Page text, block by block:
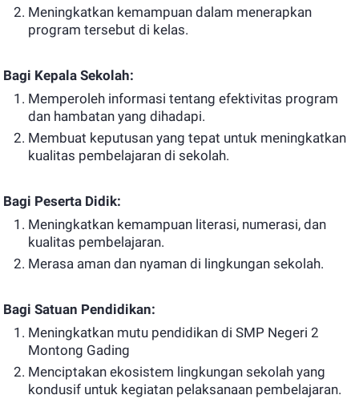
Meningkatkan kemampuan dalam menerapkan
program tersebut di kelas.
Bagi Kepala Sekolah:
Memperoleh informasi tentang efektivitas program
dan hambatan yang dihadapi.
Membuat keputusan yang tepat untuk meningkatkan
kualitas pembelajaran di sekolah.
Bagi Peserta Didik:
Meningkatkan kemampuan literasi, numerasi, dan
kualitas pembelajaran.
Merasa aman dan nyaman di lingkungan sekolah.
Bagi Satuan Pendidikan:
Meningkatkan mutu pendidikan di SMP Negeri 2
Montong Gading
Menciptakan ekosistem lingkungan sekolah yang
kondusif untuk kegiatan pelaksanaan pembelajaran.